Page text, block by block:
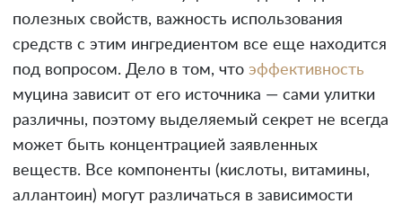
полезных свойств, важность использования
средств с этим ингредиентом все еще находится
под вопросом. Дело в том, что эффективность
муцина зависит от его источника — сами улитки
различны, поэтому выделяемый секрет не всегда
может быть концентрацией заявленных
веществ. Все компоненты (кислоты, витамины,
аллантоин) могут различаться в зависимости